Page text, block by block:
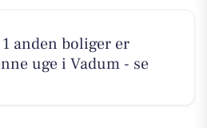
anden boliger er
uge i Vadum - se